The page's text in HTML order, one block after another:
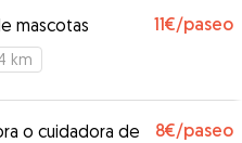
mascotas 11€/paseo
km
o cuidadora de
8€/paseo